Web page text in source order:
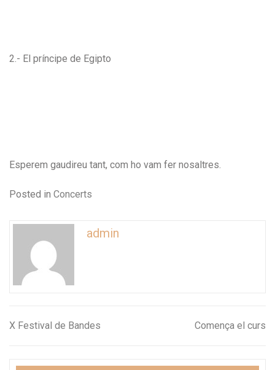
2.- El príncipe de Egipto
Esperem gaudireu tant, com ho vam fer nosaltres.
Posted in Concerts
admin
Navegació
X Festival de Bandes Comença el curs